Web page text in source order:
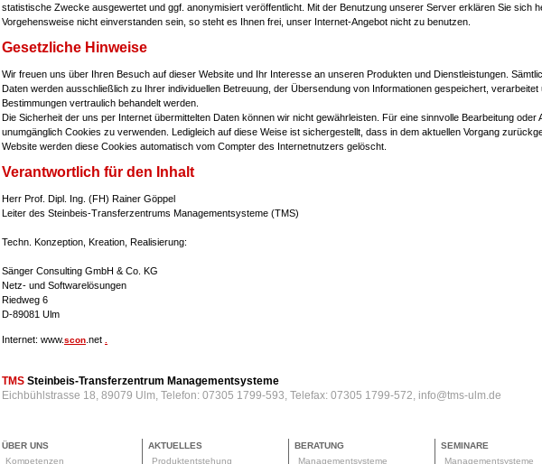
statistische Zwecke ausgewertet und ggf. anonymisiert veröffentlicht. Mit der Benutzung unserer Server erklären Sie sich
Vorgehensweise nicht einverstanden sein, so steht es Ihnen frei, unser Internet-Angebot nicht zu benutzen.
Gesetzliche Hinweise
Wir freuen uns über Ihren Besuch auf dieser Website und Ihr Interesse an unseren Produkten und Dienstleistungen.
Daten werden ausschließlich zu Ihrer individuellen Betreuung, der Übersendung von Informationen gespeichert,
Bestimmungen vertraulich behandelt werden.
Die Sicherheit der uns per Internet übermittelten Daten können wir nicht gewährleisten. Für eine sinnvolle Bearbeitung oder
unumgänglich Cookies zu verwenden. Ledigleich auf diese Weise ist sichergestellt, dass in dem aktuellen Vorgang
Website werden diese Cookies automatisch vom Compter des Internetnutzers gelöscht.
Verantwortlich für den Inhalt
Herr Prof. Dipl. Ing. (FH) Rainer Göppel
Leiter des Steinbeis-Transferzentrums Managementsysteme (TMS)
Techn. Konzeption, Kreation, Realisierung:
Sänger Consulting GmbH & Co. KG
Netz- und Softwarelösungen
Riedweg 6
D-89081 Ulm
Internet: www.scon .net
TMS Steinbeis-Transferzentrum Managementsysteme
Eichbühlstrasse 18, 89079 Ulm, Telefon: 07305 1799-593, Telefax: 07305 1799-572, info@tms-ulm.de
ÜBER UNS
Kompetenzen
AKTUELLES
Produktentstehung
BERATUNG
Managementsysteme
SEMINARE
Managementsysteme